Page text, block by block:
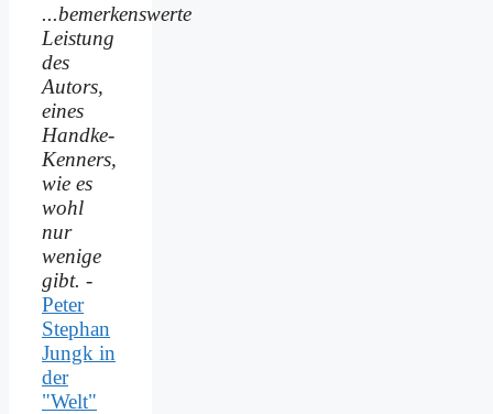
...bemerkenswerte
Leistung
des
Autors,
eines
Handke-
Kenners,
wie es
wohl
nur
wenige
gibt. -
Peter
Stephan
Jungk in
der
"Welt"